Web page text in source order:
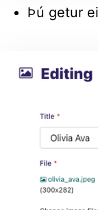
Þú getur